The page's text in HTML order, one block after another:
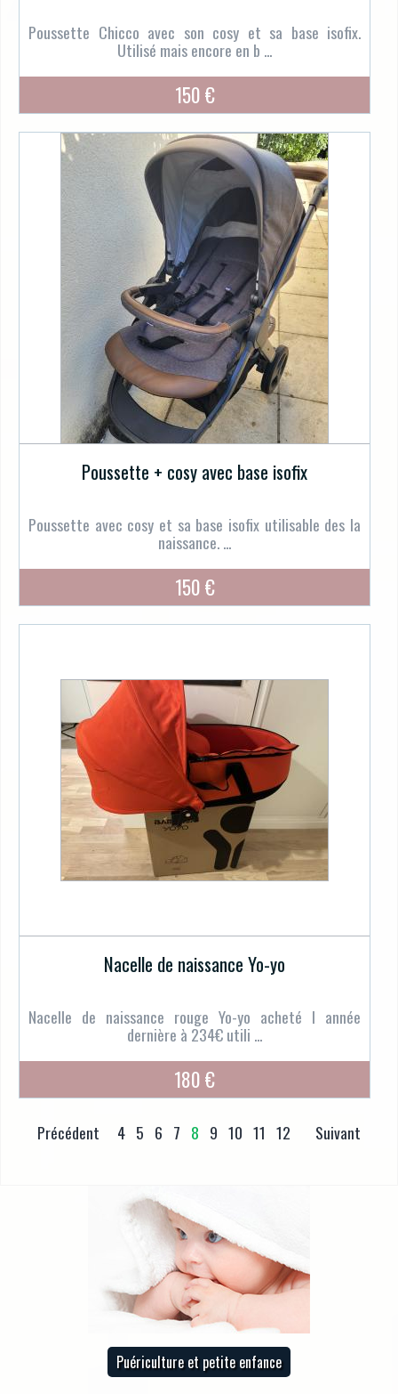
Poussette Chicco avec son cosy et sa base isofix.
Utilisé mais encore en b ...
150 €
Poussette + cosy avec base isofix
Poussette avec cosy et sa base isofix utilisable des la
naissance. ...
150 €
Nacelle de naissance Yo-yo
Nacelle de naissance rouge Yo-yo acheté l année
dernière à 234€ utili ...
180 €
Précédent 4 5 6 7 8 9 10 11 12 Suivant
Puériculture et petite enfance